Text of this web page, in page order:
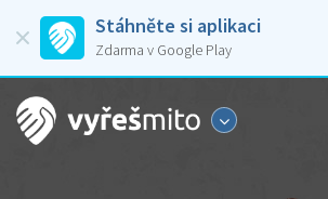
Stáhněte si aplikaci
Zdarma v Google Play